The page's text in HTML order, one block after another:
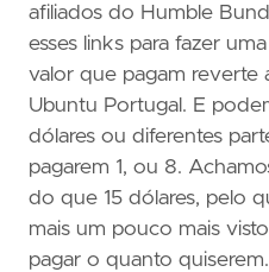
afiliados do Humble
esses links para fazer
valor que pagam reverte
Ubuntu Portugal. E
dólares ou diferentes
pagarem 1, ou 8.
do que 15 dólares, pelo
mais um pouco mais
pagar o quanto